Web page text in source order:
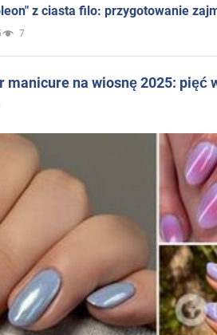
z ciasta filo: przygotowanie
7
manicure na wiosnę 2025: pięć